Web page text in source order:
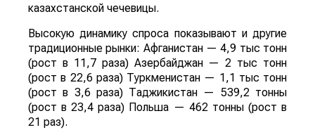
казахстанской чечевицы.
Высокую динамику спроса показывают и другие
традиционные рынки: Афганистан — 4,9 тыс тонн
(рост в 11,7 раза) Азербайджан — 2 тыс тонн
(рост в 22,6 раза) Туркменистан — 1,1 тыс тонн
(рост в 3,6 раза) Таджикистан — 539,2 тонны
(рост в 23,4 раза) Польша — 462 тонны (рост в
21 раз).